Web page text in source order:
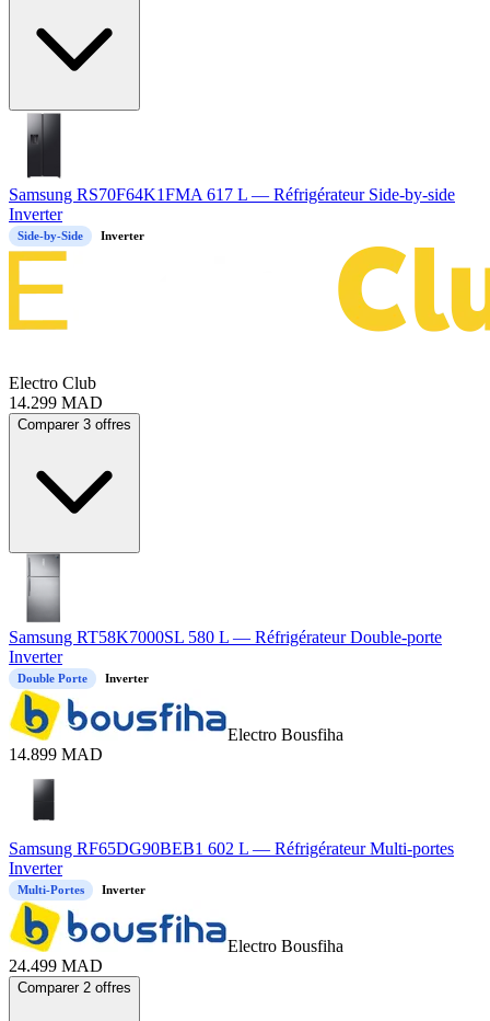
Samsung RS70F64K1FMA 617 L — Réfrigérateur Side-by-side
Inverter
Side-by-Side Inverter
Electro Club
14.299 MAD
Comparer 3 offres
Samsung RT58K7000SL 580 L — Réfrigérateur Double-porte
Inverter
Double Porte Inverter
Electro Bousfiha
14.899 MAD
Samsung RF65DG90BEB1 602 L — Réfrigérateur Multi-portes
Inverter
Multi-Portes Inverter
Electro Bousfiha
24.499 MAD
Comparer 2 offres